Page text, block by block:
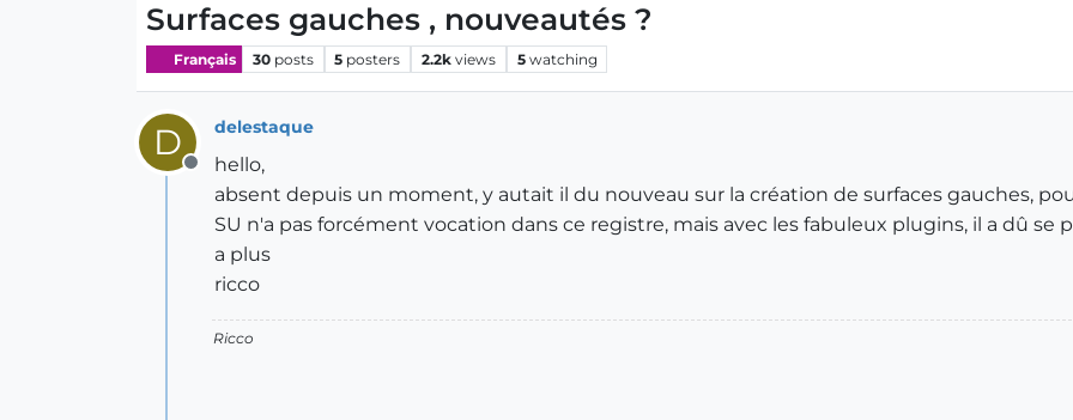
Surfaces gauches , nouveautés ?
Français 30 posts 5 posters 2.2k views 5 watching
D
Offline
delestaque
hello,
absent depuis un moment, y autait il du nouveau sur la création de surfaces gauches,
SU n'a pas forcément vocation dans ce registre, mais avec les fabuleux plugins, il a dû se
a plus
ricco
Ricco